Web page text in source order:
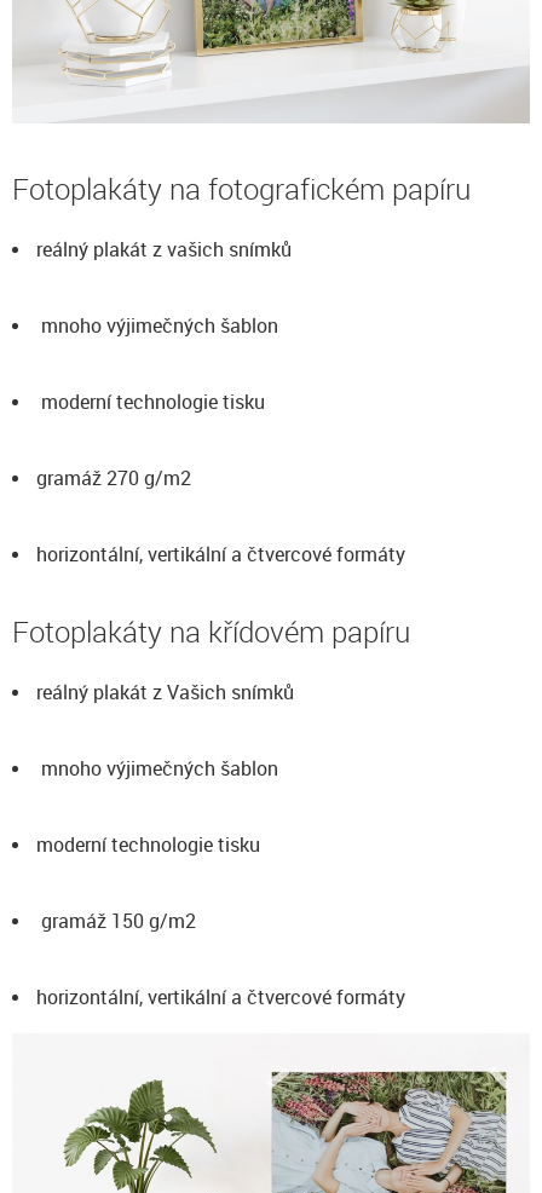
Fotoplakáty na fotografickém papíru
reálný plakát z vašich snímků
mnoho výjimečných šablon
moderní technologie tisku
gramáž 270 g/m2
horizontální, vertikální a čtvercové formáty
Fotoplakáty na křídovém papíru
reálný plakát z Vašich snímků
mnoho výjimečných šablon
moderní technologie tisku
gramáž 150 g/m2
horizontální, vertikální a čtvercové formáty